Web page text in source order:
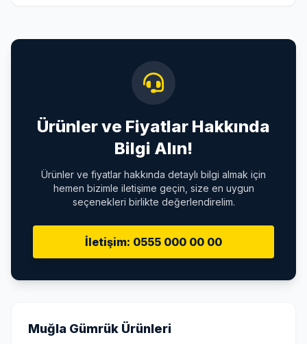
Ürünler ve Fiyatlar Hakkında
Bilgi Alın!
Ürünler ve fiyatlar hakkında detaylı bilgi almak için
hemen bizimle iletişime geçin, size en uygun
seçenekleri birlikte değerlendirelim.
İletişim: 0555 000 00 00
Muğla Gümrük Ürünleri